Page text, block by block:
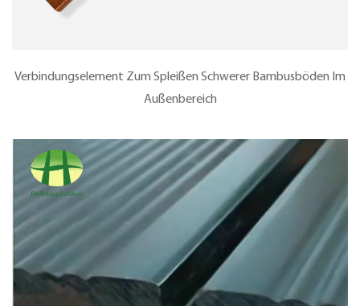
Verbindungselement Zum Spleißen Schwerer Bambusböden Im
Außenbereich